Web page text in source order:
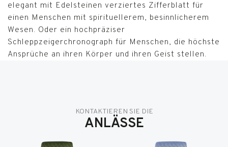
elegant mit Edelsteinen verziertes Zifferblatt für
einen Menschen mit spirituellerem, besinnlicherem
Wesen. Oder ein hochpräziser
Schleppzeigerchronograph für Menschen, die höchste
Ansprüche an ihren Körper und ihren Geist stellen.
KONTAKTIEREN SIE DIE
ANLÄSSE